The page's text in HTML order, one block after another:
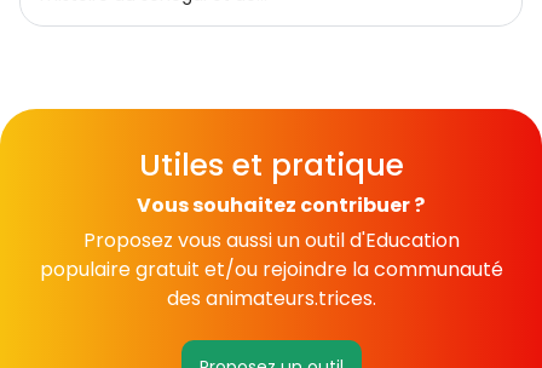
Utiles et pratique
Vous souhaitez contribuer ?
Proposez vous aussi un outil d'Education
populaire gratuit et/ou rejoindre la communauté
des animateurs.trices.